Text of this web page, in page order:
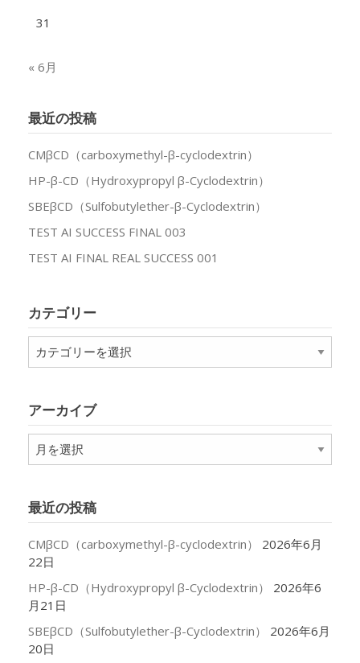
31
« 6月
最近の投稿
CMβCD（carboxymethyl-β-cyclodextrin）
HP-β-CD（Hydroxypropyl β-Cyclodextrin）
SBEβCD（Sulfobutylether-β-Cyclodextrin）
TEST AI SUCCESS FINAL 003
TEST AI FINAL REAL SUCCESS 001
カテゴリー
テ
ー
アーカイブ
ア
ー
ブ
最近の投稿
CMβCD（carboxymethyl-β-cyclodextrin）
2026年6月
22日
HP-β-CD（Hydroxypropyl β-Cyclodextrin）
2026年6
月21日
SBEβCD（Sulfobutylether-β-Cyclodextrin）
2026年6月
20日